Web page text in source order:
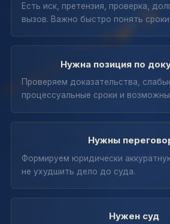
Есть иск, претензия, проверка,
вызов. Важно быстро понять сроки
Нужна позиция по
Проверяем доказательства,
процессуальные сроки и
Нужны
Формируем юридически
не ухудшить дело до суда.
Нужен суд